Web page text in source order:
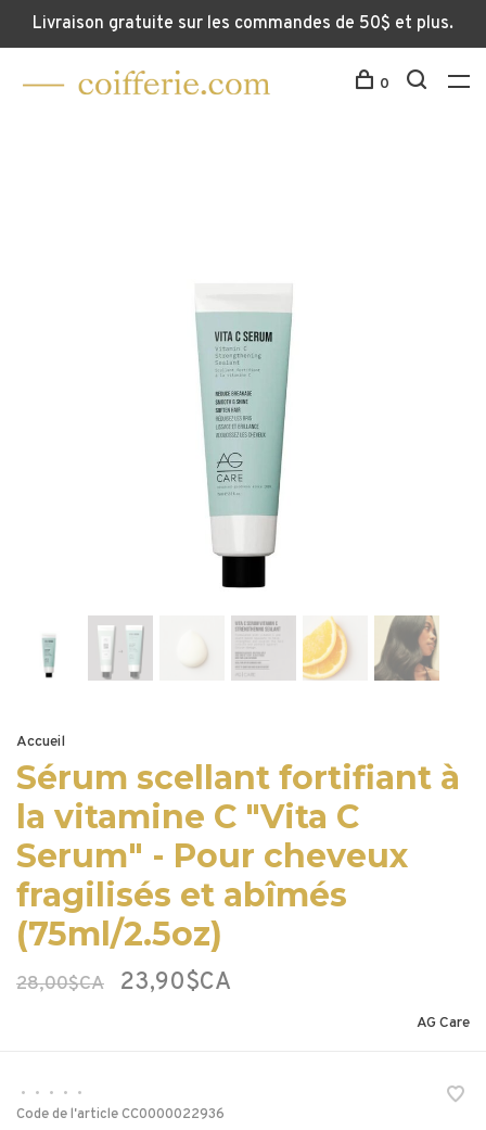
Livraison gratuite sur les commandes de 50$ et plus.
0
Accueil
Sérum scellant fortifiant à
la vitamine C "Vita C
Serum" - Pour cheveux
fragilisés et abîmés
(75ml/2.5oz)
28,00$CA 23,90$CA
AG Care
• • • •
•
Code de l'articleCC0000022936